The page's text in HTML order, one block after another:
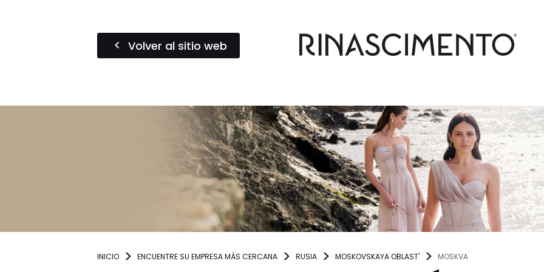
Volver al sitio web
INICIO ENCUENTRE SU EMPRESA MÁS CERCANA RUSIA MOSKOVSKAYA OBLAST' MOSKVA